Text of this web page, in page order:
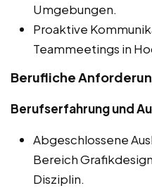
Umgebungen.
Proaktive
Teammeetings in
Berufliche
Berufserfahrung und
Abgeschlossene
Bereich
Disziplin.